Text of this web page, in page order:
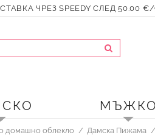
ЧРЕЗ SPEEDY СЛЕД 50.00 €/
домашно облекло Дамска Пижама